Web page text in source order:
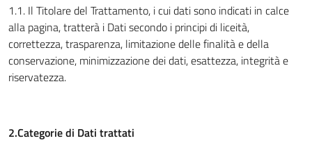
1.1. Il Titolare del Trattamento, i cui dati sono indicati in calce
alla pagina, tratterà i Dati secondo i principi di liceità,
correttezza, trasparenza, limitazione delle finalità e della
conservazione, minimizzazione dei dati, esattezza, integrità e
riservatezza.
2.Categorie di Dati trattati